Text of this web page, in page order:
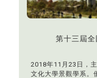
第十三屆
2018年11月23日，
文化大學景觀學系